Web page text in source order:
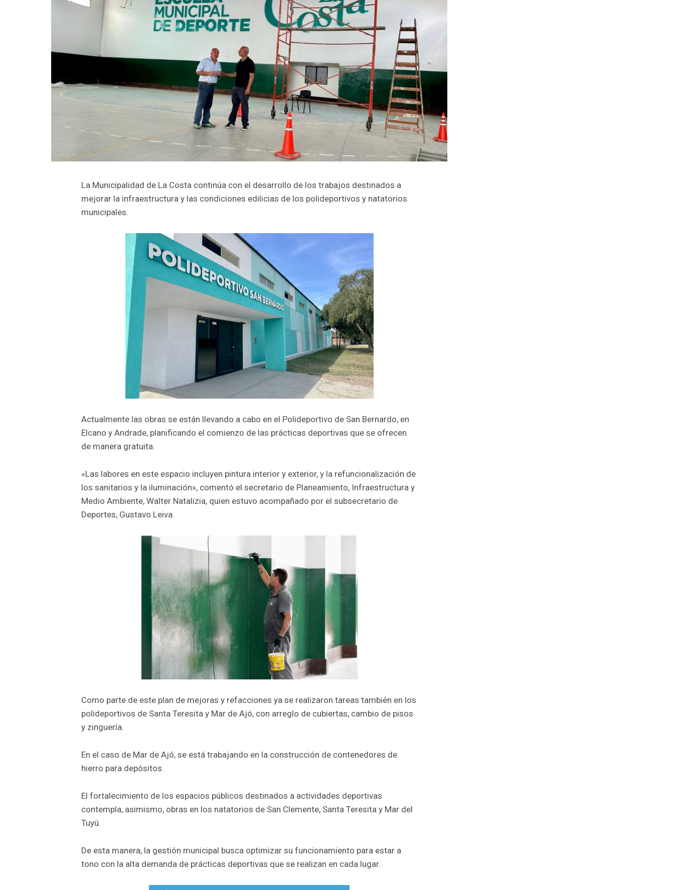
La Municipalidad de La Costa continúa con el desarrollo de los trabajos destinados a
mejorar la infraestructura y las condiciones edilicias de los polideportivos y natatorios
municipales.
Actualmente las obras se están llevando a cabo en el Polideportivo de San Bernardo, en
Elcano y Andrade, planificando el comienzo de las prácticas deportivas que se ofrecen
de manera gratuita.
«Las labores en este espacio incluyen pintura interior y exterior, y la refuncionalización de
los sanitarios y la iluminación», comentó el secretario de Planeamiento, Infraestructura y
Medio Ambiente, Walter Natalizia, quien estuvo acompañado por el subsecretario de
Deportes, Gustavo Leiva.
Como parte de este plan de mejoras y refacciones ya se realizaron tareas también en los
polideportivos de Santa Teresita y Mar de Ajó, con arreglo de cubiertas, cambio de pisos
y zinguería.
En el caso de Mar de Ajó, se está trabajando en la construcción de contenedores de
hierro para depósitos.
El fortalecimiento de los espacios públicos destinados a actividades deportivas
contempla, asimismo, obras en los natatorios de San Clemente, Santa Teresita y Mar del
Tuyú.
De esta manera, la gestión municipal busca optimizar su funcionamiento para estar a
tono con la alta demanda de prácticas deportivas que se realizan en cada lugar.